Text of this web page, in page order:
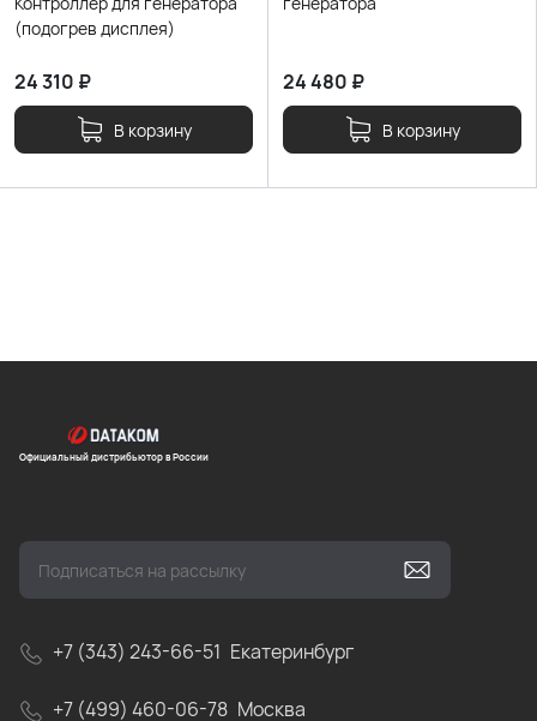
(подогрев дисплея)
24 310 ₽
В корзину
24 480 ₽
В корзину
Официальный дистрибьютор в России
+7 (343) 243-66-51 Екатеринбург
+7 (499) 460-06-78 Москва